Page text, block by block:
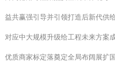
益共赢强引导并引领打造后新代供
对应中大规模升级给工程未来方案
优质商家标定落奠定全局布阔展扩